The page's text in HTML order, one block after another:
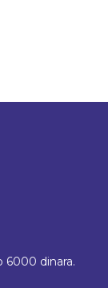
6000 dinara.